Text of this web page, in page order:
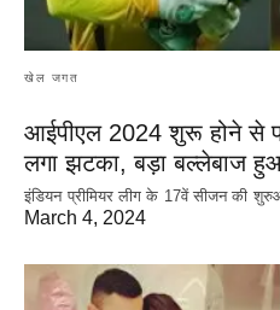
खेल जगत
आईपीएल 2024 शुरू होने से
लगा झटका, बड़ा बल्लेबाज
इंडियन प्रीमियर लीग के 17वें सीजन की
March 4, 2024